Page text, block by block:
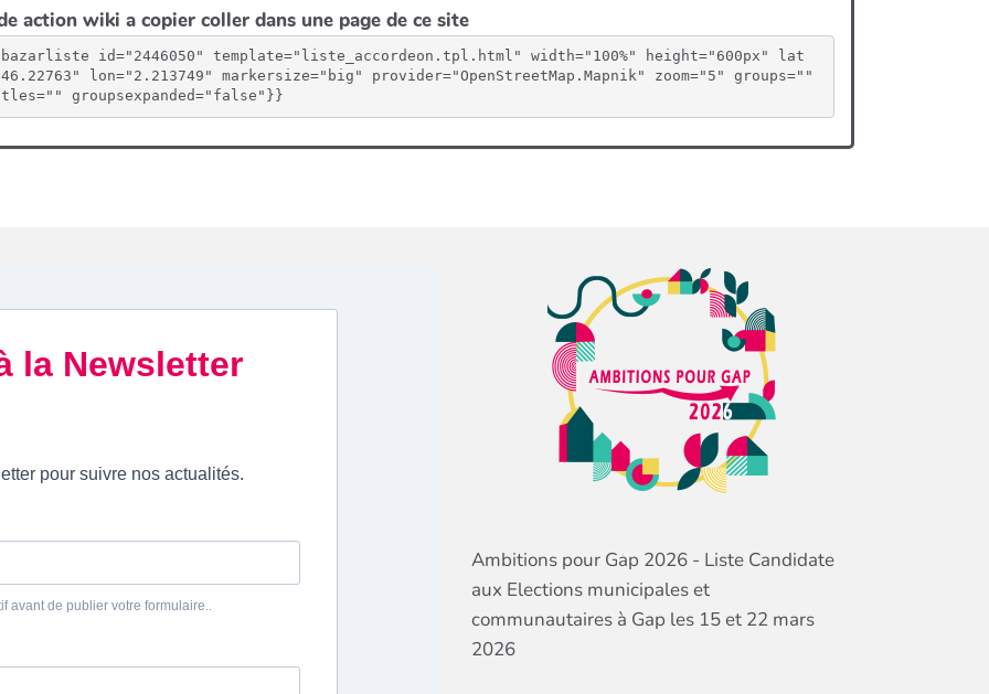
action wiki a copier coller dans une page de ce site
id="2446050" template="liste_accordeon.tpl.html" width="100%" height="600px" lat
lon="2.213749" markersize="big" provider="OpenStreetMap.Mapnik" zoom="5" groups=""
groupsexpanded="false"}}
Ambitions pour Gap 2026 - Liste Candidate
aux Elections municipales et
communautaires à Gap les 15 et 22 mars
2026